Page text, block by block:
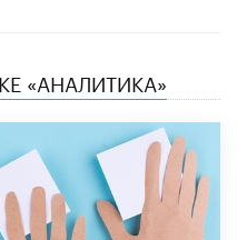
«АНАЛИТИКА»